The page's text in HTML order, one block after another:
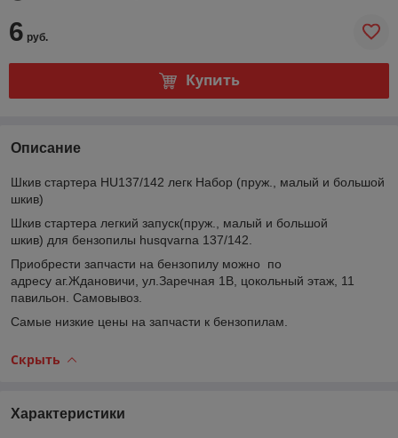
6 руб.
Купить
Описание
Шкив стартера HU137/142 легк Набор (пруж., малый и большой
шкив)
Шкив стартера легкий запуск(пруж., малый и большой
шкив) для бензопилы husqvarna 137/142.
Приобрести запчасти на бензопилу можно по
адресу аг.Ждановичи, ул.Заречная 1В, цокольный этаж, 11
павильон. Самовывоз.
Самые низкие цены на запчасти к бензопилам.
Скрыть
Характеристики